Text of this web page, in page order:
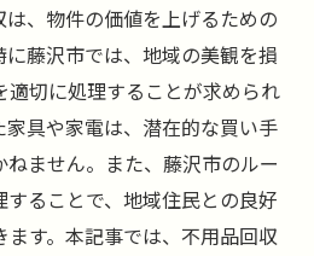
、物件の価値を上げるための
藤沢市では、地域の美観を損
適切に処理することが求められ
家具や家電は、潜在的な買い手
ません。また、藤沢市のルー
ることで、地域住民との良好
す。本記事では、不用品回収